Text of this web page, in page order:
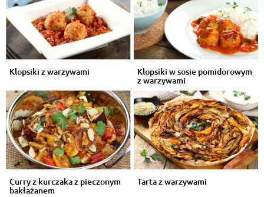
Klopsiki z warzywami Klopsiki w sosie pomidorowym
z warzywami
Curry z kurczaka z pieczonym
bakłażanem
Tarta z warzywami